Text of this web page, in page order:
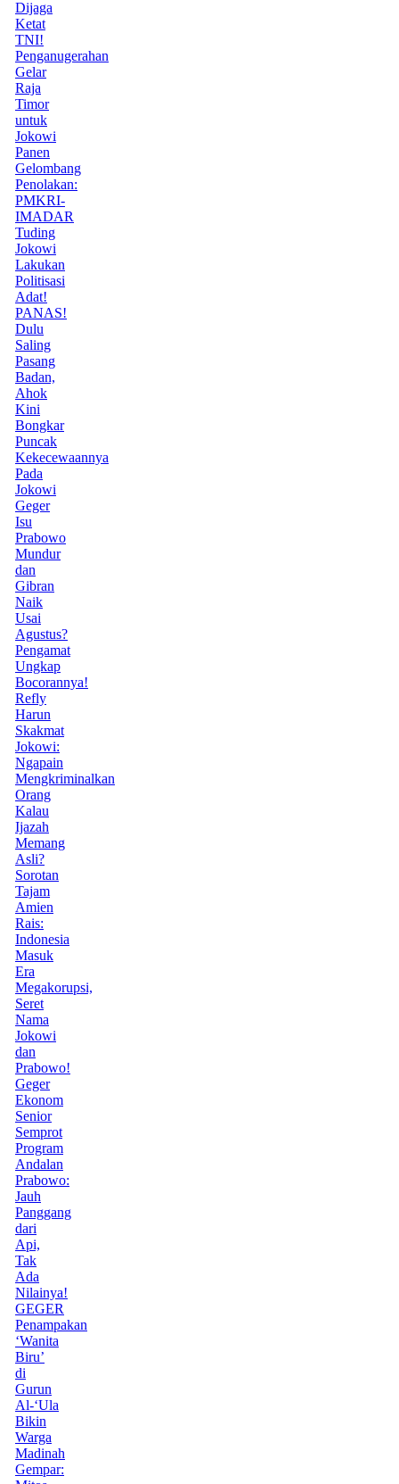
Dijaga
Ketat
TNI!
Penganugerahan
Gelar
Raja
Timor
untuk
Jokowi
Panen
Gelombang
Penolakan:
PMKRI-
IMADAR
Tuding
Jokowi
Lakukan
Politisasi
Adat!
PANAS!
Dulu
Saling
Pasang
Badan,
Ahok
Kini
Bongkar
Puncak
Kekecewaannya
Pada
Jokowi
Geger
Isu
Prabowo
Mundur
dan
Gibran
Naik
Usai
Agustus?
Pengamat
Ungkap
Bocorannya!
Refly
Harun
Skakmat
Jokowi:
Ngapain
Mengkriminalkan
Orang
Kalau
Ijazah
Memang
Asli?
Sorotan
Tajam
Amien
Rais:
Indonesia
Masuk
Era
Megakorupsi,
Seret
Nama
Jokowi
dan
Prabowo!
Geger
Ekonom
Senior
Semprot
Program
Andalan
Prabowo:
Jauh
Panggang
dari
Api,
Tak
Ada
Nilainya!
GEGER
Penampakan
‘Wanita
Biru’
di
Gurun
Al-‘Ula
Bikin
Warga
Madinah
Gempar: